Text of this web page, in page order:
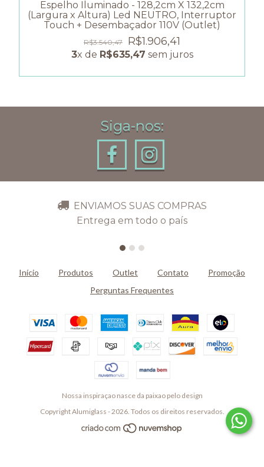
Espelho Iluminado - 128,2cm X 132,2cm
(Largura x Altura) Led NEUTRO, Interruptor
Touch + Desembaçador 110V (Outlet)
R$3.540,47 R$1.906,41
3x de R$635,47 sem juros
Siga-nos:
ENVIAMOS SUAS COMPRAS
Entrega em todo o país
Início Produtos Outlet Contato
Promoção
Perguntas Frequentes
Nossa inspiraçao nasce da paixao pelo design
Copyright Alumiglass - 2026. Todos os direitos reservados.